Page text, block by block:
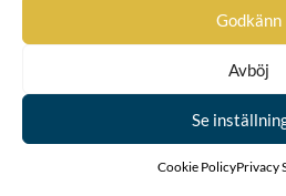
Godkänn
Avböj
Se
Cookie PolicyPrivacy